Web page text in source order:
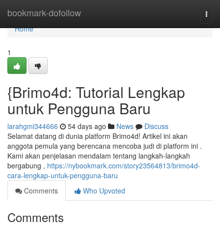
bookmark-dofollow
Home
Home
1
{Brimo4d: Tutorial Lengkap
untuk Pengguna Baru
larahgmi344666 54 days ago News
Discuss
Selamat datang di dunia platform Brimo4d! Artikel ini akan
anggota pemula yang berencana mencoba judi di platform ini .
Kami akan penjelasan mendalam tentang langkah-langkah
bergabung , https://nybookmark.com/story23564813/brimo4d-
cara-lengkap-untuk-pengguna-baru
Comments
Who Upvoted
Comments